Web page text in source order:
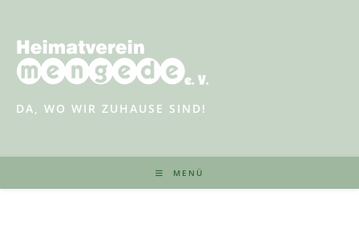
springen
DA, WO WIR ZUHAUSE SIND!
MENÜ